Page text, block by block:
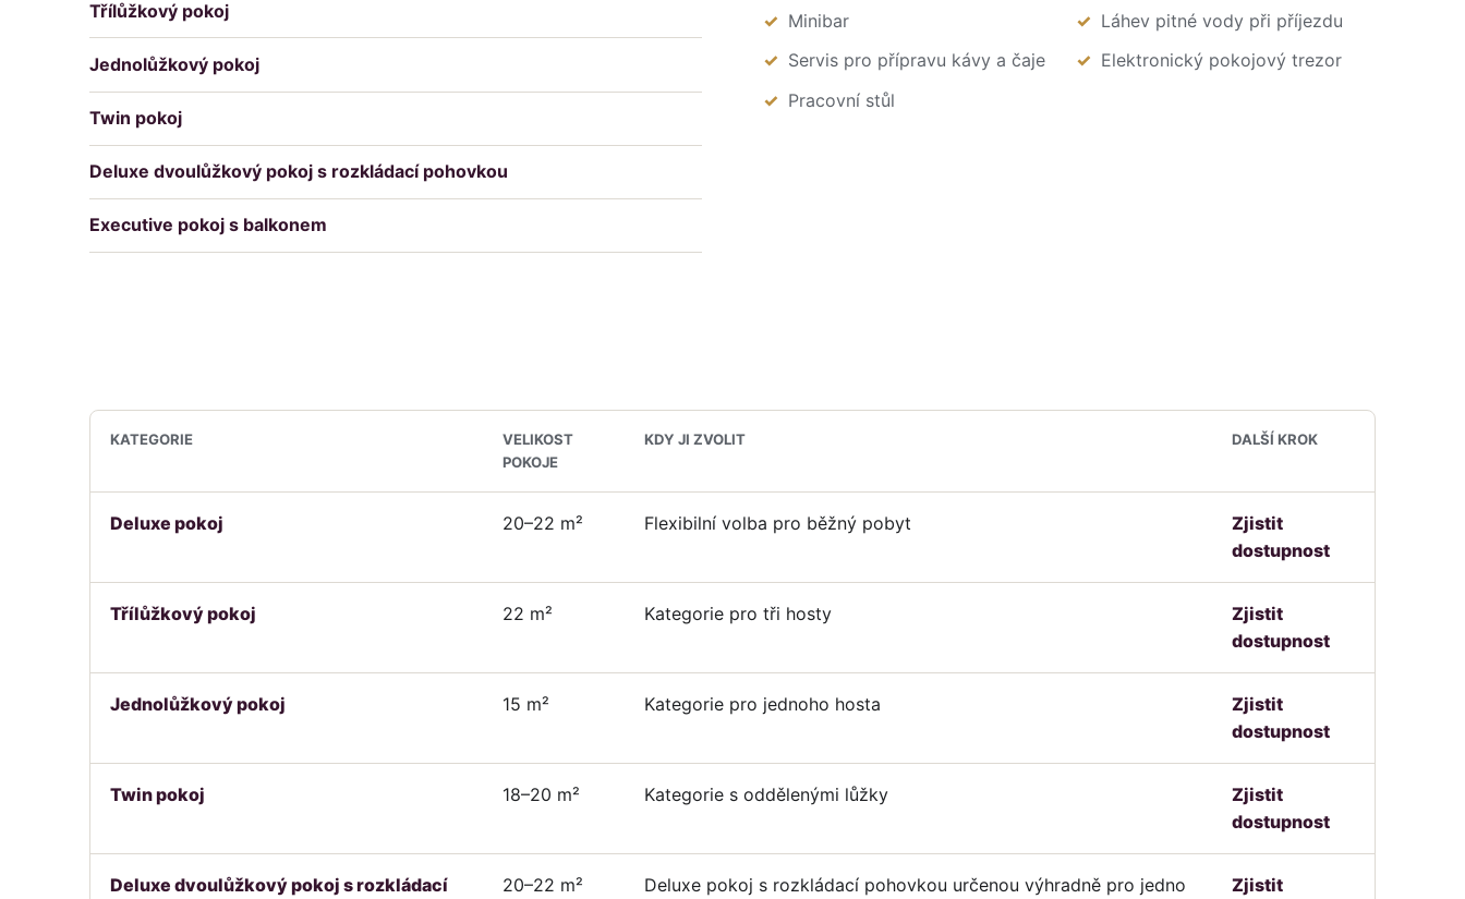
Třílůžkový pokoj
Jednolůžkový pokoj
Twin pokoj
Deluxe dvoulůžkový pokoj s rozkládací pohovkou
Executive pokoj s balkonem
Minibar
Láhev pitné vody při příjezdu
Servis pro přípravu kávy a čaje
Elektronický pokojový trezor
Pracovní stůl
KATEGORIE
VELIKOST
POKOJE
KDY JI ZVOLIT DALŠÍ KROK
Deluxe pokoj 20–22 m² Flexibilní volba pro běžný pobyt
Zjistit
dostupnost
Třílůžkový pokoj 22 m² Kategorie pro tři hosty
Zjistit
dostupnost
Jednolůžkový pokoj 15 m² Kategorie pro jednoho hosta
Zjistit
dostupnost
Twin pokoj 18–20 m² Kategorie s oddělenými lůžky
Zjistit
dostupnost
Deluxe dvoulůžkový pokoj s rozkládací
20–22 m²
Deluxe pokoj s rozkládací pohovkou určenou výhradně pro jedno
Zjistit